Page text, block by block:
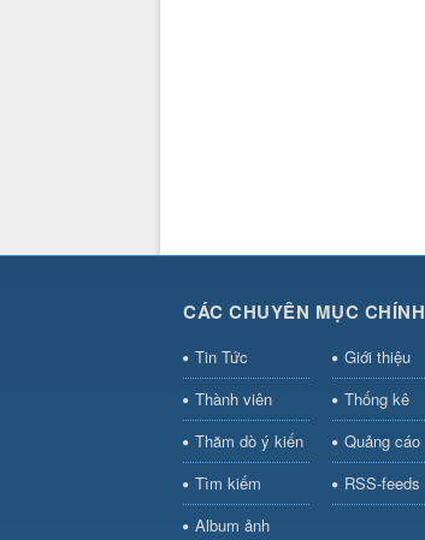
CÁC CHUYÊN MỤC CHÍNH
Tin Tức
Giới thiệu
Thành viên
Thống kê
Thăm dò ý kiến
Quảng cáo
Tìm kiếm
RSS-feeds
Album ảnh